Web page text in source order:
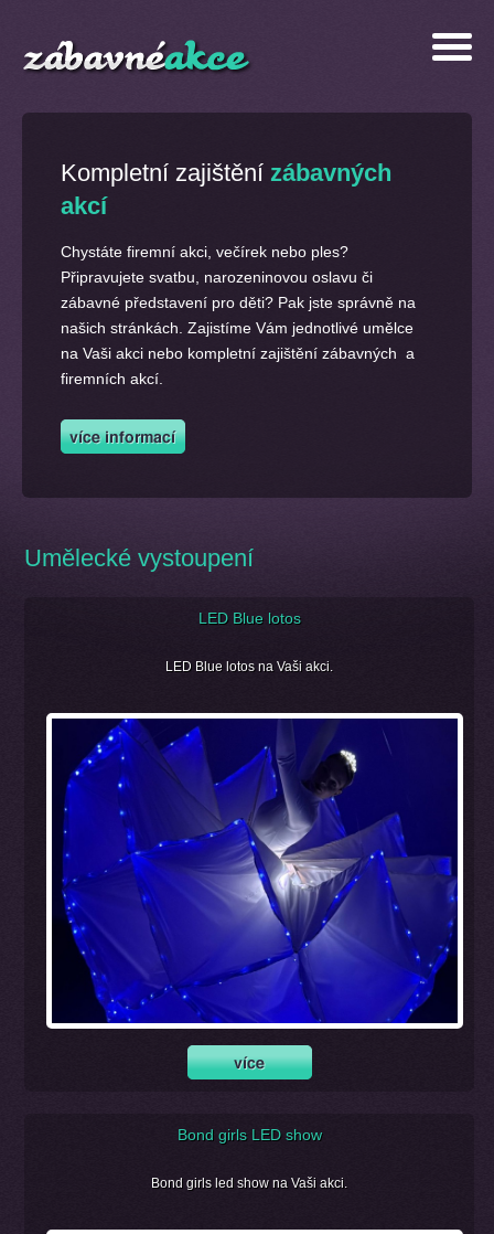
Kompletní zajištění zábavných
akcí
Chystáte firemní akci, večírek nebo ples?
Připravujete svatbu, narozeninovou oslavu či
zábavné představení pro děti? Pak jste správně na
našich stránkách. Zajistíme Vám jednotlivé umělce
na Vaši akci nebo kompletní zajištění zábavných a
firemních akcí.
Umělecké vystoupení
LED Blue lotos
LED Blue lotos na Vaši akci.
Bond girls LED show
Bond girls led show na Vaši akci.